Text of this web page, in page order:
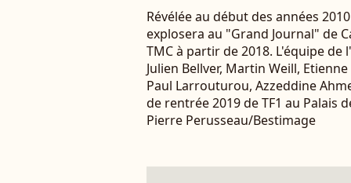
Révélée au début des années
explosera au "Grand Journal" de
TMC à partir de 2018. L'équipe
Julien Bellver, Martin Weill,
Paul Larrouturou, Azzeddine
de rentrée 2019 de TF1 au Palais
Pierre Perusseau/Bestimage